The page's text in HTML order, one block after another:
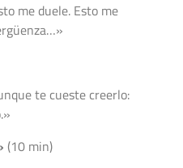
me duele. Esto me
te cueste creerlo:
(10 min)